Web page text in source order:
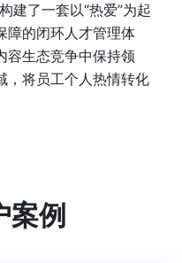
了一套以“热爱”为起
障的闭环人才管理体
容生态竞争中保持领
，将员工个人热情转化
案例